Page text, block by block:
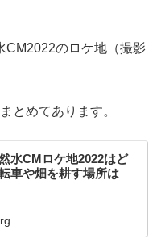
CM2022のロケ地（撮影
とめてあります。
水CMロケ地2022はど
車や畑を耕す場所は